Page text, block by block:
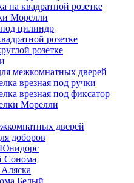
на квадратной розетке
Морелли
цилиндр
розетке
розетке
межкомнатных дверей
врезная под ручки
врезная под фиксатор
Морелли
дверей
доборов
Сонома
Белый